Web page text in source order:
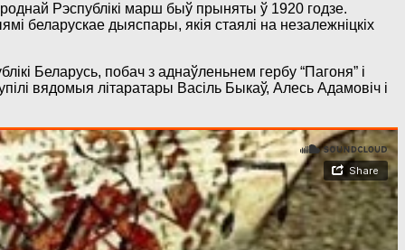
Рэспублікі марш быў прыняты ў 1920 годзе.
беларускае дыяспары, якія стаялі на незалежніцкіх
Беларусь, побач з аднаўленьнем гербу “Пагоня” і
вядомыя літаратары Васіль Быкаў, Алесь Адамовіч і